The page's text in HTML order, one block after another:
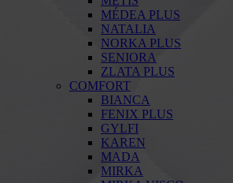
MÉDEA PLUS
NATALIA
NORKA PLUS
SENIORA
ZLATA PLUS
COMFORT
BIANCA
FENIX PLUS
GYLFI
KAREN
MADA
MIRKA